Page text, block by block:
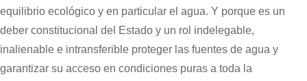
equilibrio ecológico y en particular el agua. Y porque es un
deber constitucional del Estado y un rol indelegable,
inalienable e intransferible proteger las fuentes de agua y
garantizar su acceso en condiciones puras a toda la